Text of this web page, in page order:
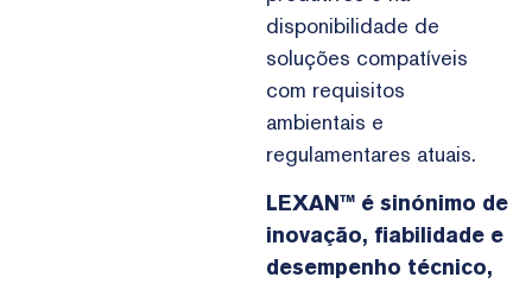
disponibilidade de
soluções compatíveis
com requisitos
ambientais e
regulamentares atuais.
LEXAN™ é sinónimo de
inovação, fiabilidade e
desempenho técnico,